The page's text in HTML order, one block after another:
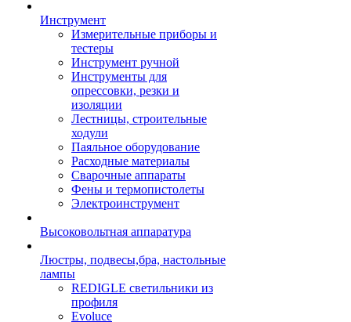
Инструмент
Измерительные приборы и
тестеры
Инструмент ручной
Инструменты для
опрессовки, резки и
изоляции
Лестницы, строительные
ходули
Паяльное оборудование
Расходные материалы
Сварочные аппараты
Фены и термопистолеты
Электроинструмент
Высоковольтная аппаратура
Люстры, подвесы,бра, настольные
лампы
REDIGLE светильники из
профиля
Evoluce